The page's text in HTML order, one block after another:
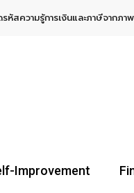
หัสความรู้การเงินและภาษีจาก
Improvement